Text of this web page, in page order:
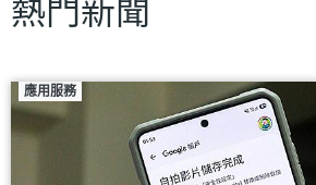
熱門新聞
應用服務